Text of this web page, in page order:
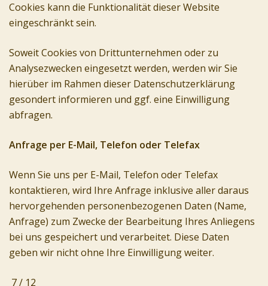
Cookies kann die Funktionalität dieser Website
eingeschränkt sein.
Soweit Cookies von Drittunternehmen oder zu
Analysezwecken eingesetzt werden, werden wir Sie
hierüber im Rahmen dieser Datenschutzerklärung
gesondert informieren und ggf. eine Einwilligung
abfragen.
Anfrage per E-Mail, Telefon oder Telefax
Wenn Sie uns per E-Mail, Telefon oder Telefax
kontaktieren, wird Ihre Anfrage inklusive aller daraus
hervorgehenden personenbezogenen Daten (Name,
Anfrage) zum Zwecke der Bearbeitung Ihres Anliegens
bei uns gespeichert und verarbeitet. Diese Daten
geben wir nicht ohne Ihre Einwilligung weiter.
7 / 12